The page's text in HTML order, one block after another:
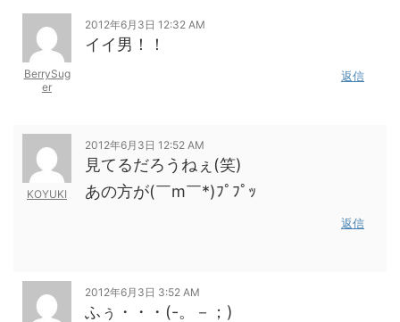
BerrySug
er
2012年6月3日 12:32 AM
イイ男！！
返信
KOYUKI
2012年6月3日 12:52 AM
見てるだろうねぇ(笑)
あの方が(￣m￣*)ﾌﾟﾌﾟｯ
返信
2012年6月3日 3:52 AM
ふぅ・・・(-。－；)